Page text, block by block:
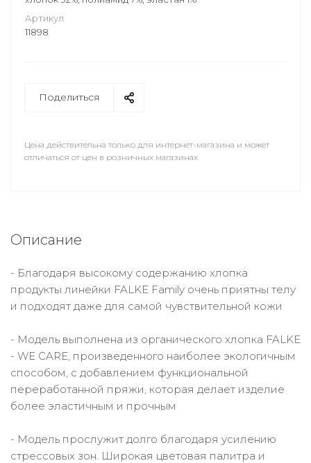
Артикул
11898
Поделиться
Цена действительна только для интернет-магазина и может
отличаться от цен в розничных магазинах
Описание
- Благодаря высокому содержанию хлопка
продукты линейки FALKE Family очень приятны телу
и подходят даже для самой чувствительной кожи
- Модель выполнена из органического хлопка FALKE
- WE CARE, произведенного наиболее экологичным
способом, с добавлением функциональной
переработанной пряжи, которая делает изделие
более эластичным и прочным
- Модель прослужит долго благодаря усилению
стрессовых зон. Широкая цветовая палитра и